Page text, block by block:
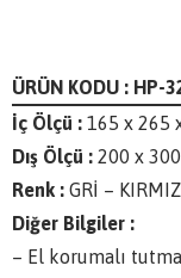
ÜRÜN KODU : HP-
İç Ölçü : 165 x 265
Dış Ölçü : 200 x
Renk : GRİ –
Diğer Bilgiler :
– El korumalı